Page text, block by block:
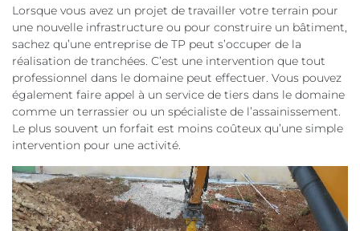
Lorsque vous avez un projet de travailler votre terrain pour
une nouvelle infrastructure ou pour construire un bâtiment,
sachez qu’une entreprise de TP peut s’occuper de la
réalisation de tranchées. C’est une intervention que tout
professionnel dans le domaine peut effectuer. Vous pouvez
également faire appel à un service de tiers dans le domaine
comme un terrassier ou un spécialiste de l’assainissement.
Le plus souvent un forfait est moins coûteux qu’une simple
intervention pour une activité.